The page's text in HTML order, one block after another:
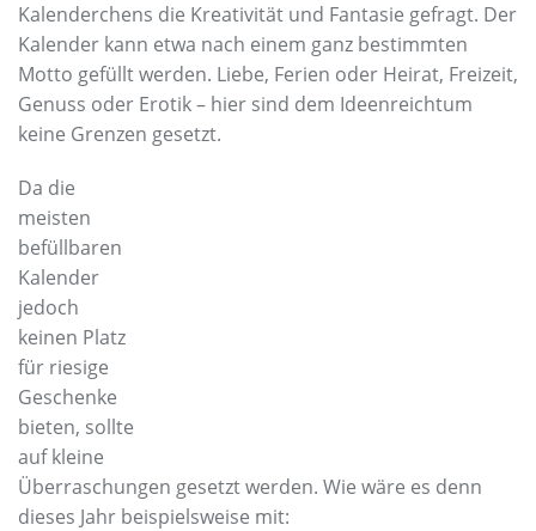
Kalenderchens die Kreativität und Fantasie gefragt. Der
Kalender kann etwa nach einem ganz bestimmten
Motto gefüllt werden. Liebe, Ferien oder Heirat, Freizeit,
Genuss oder Erotik – hier sind dem Ideenreichtum
keine Grenzen gesetzt.
Da die
meisten
befüllbaren
Kalender
jedoch
keinen Platz
für riesige
Geschenke
bieten, sollte
auf kleine
Überraschungen gesetzt werden. Wie wäre es denn
dieses Jahr beispielsweise mit: